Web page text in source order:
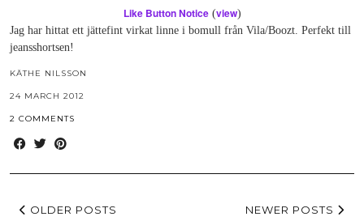
Like Button Notice(view)
Jag har hittat ett jättefint virkat linne i bomull från Vila/Boozt. Perfekt till
jeansshortsen!
KÄTHE NILSSON
24 MARCH 2012
2 COMMENTS
OLDER POSTS NEWER POSTS